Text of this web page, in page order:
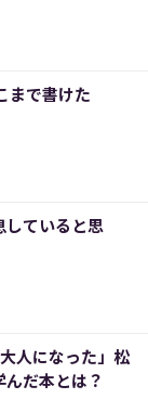
で書けた
していると思
人になった」松
だ本とは？